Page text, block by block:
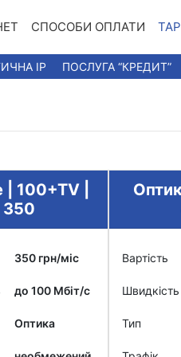
СПОСОБИ ОПЛАТИ
IP ПОСЛУГА “КРЕДИТ”
| 100+TV |
350
350 грн/міс
до 100 Мбіт/c
Оптика
Вартість
Швидкість
Тип